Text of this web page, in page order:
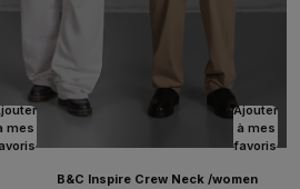
mes
Ajouter
à mes
favoris
B&C Inspire Crew Neck /women